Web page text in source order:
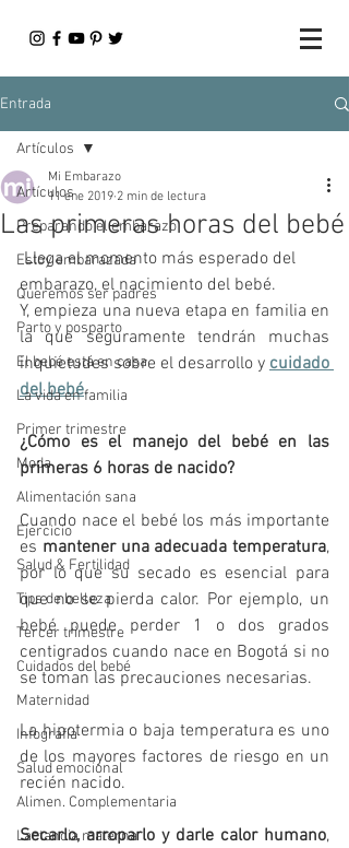
Entrada
Artículos
Preparando el embarazo
Estoy embarazada
Queremos ser padres
Parto y posparto
El bebé está en casa
La vida en familia
Primer trimestre
Moda
Alimentación sana
Ejercicio
Salud & Fertilidad
Tips de belleza
Tercer trimestre
Cuidados del bebé
Maternidad
Infografía
Salud emocional
Alimen. Complementaria
Lactancia materna
Artículos
Las primeras horas del bebé
Mi Embarazo
11 ene 2019 2 min de lectura
Llega el momento más esperado del
embarazo, el nacimiento del bebé.
Y, empieza una nueva etapa en familia en
la que seguramente tendrán muchas
inquietudes sobre el desarrollo y cuidado
del bebé.
¿Cómo es el manejo del bebé en las
primeras 6 horas de nacido?
Cuando nace el bebé los más importante
es mantener una adecuada temperatura,
por lo que su secado es esencial para
que no se pierda calor. Por ejemplo, un
bebé puede perder 1 o dos grados
centigrados cuando nace en Bogotá si no
se toman las precauciones necesarias.
La hipotermia o baja temperatura es uno
de los mayores factores de riesgo en un
recién nacido.
Secarlo, arroparlo y darle calor humano,